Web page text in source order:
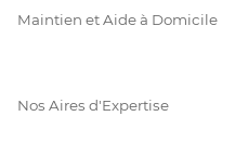
Maintien et Aide à Domicile
Nos Aires d'Expertise